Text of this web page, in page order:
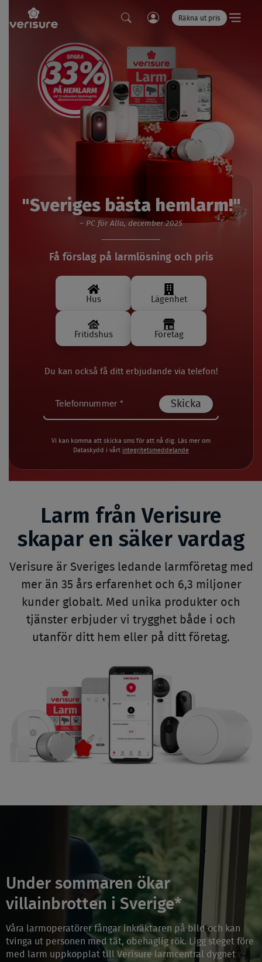
Räkna ut pris
LÄNK
TILL
MINA
SIDOR
"Sveriges bästa hemlarm!"
– PC för Alla, december 2025
Få förslag på larmlösning och pris
Hus Lägenhet
Fritidshus Företag
Du kan också få ditt erbjudande via telefon!
Vi kan komma att skicka sms för att nå dig. Läs mer om
Dataskydd i vårt integritetsmeddelande
Spara 33% på Verisure hemlarm
Larm från Verisure
skapar en säker vardag
Verisure är Sveriges ledande larmföretag med
mer än 35 års erfarenhet och 6,3 miljoner
kunder globalt. Med unika produkter och
tjänster erbjuder vi trygghet både i och
utanför ditt hem eller på ditt företag.
Under sommaren ökar
villainbrotten i Sverige*
Våra larmoperatörer fångar inkräktaren på bild och kan
tvinga ut personen med tät, obehaglig rök. Ligg steget före
med larm uppkopplat till Verisure larmcentral dygnet